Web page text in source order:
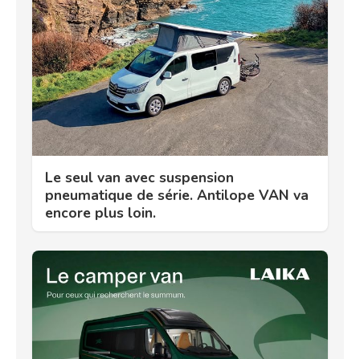
Le seul van avec suspension
pneumatique de série. Antilope VAN va
encore plus loin.